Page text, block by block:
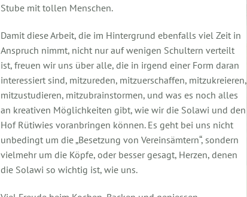
Stube mit tollen Menschen.
Damit diese Arbeit, die im Hintergrund ebenfalls viel Zeit in
Anspruch nimmt, nicht nur auf wenigen Schultern verteilt
ist, freuen wir uns über alle, die in irgend einer Form daran
interessiert sind, mitzureden, mitzuerschaffen, mitzukreieren,
mitzustudieren, mitzubrainstormen, und was es noch alles
an kreativen Möglichkeiten gibt, wie wir die Solawi und den
Hof Rütiwies voranbringen können. Es geht bei uns nicht
unbedingt um die „Besetzung von Vereinsämtern“, sondern
vielmehr um die Köpfe, oder besser gesagt, Herzen, denen
die Solawi so wichtig ist, wie uns.